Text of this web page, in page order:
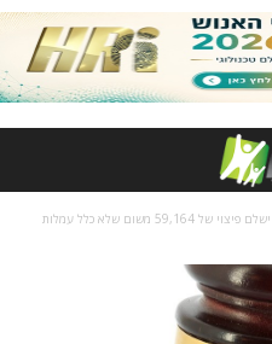
מעסיק ישלם פיצוי של 59,164 משום שלא כלל עמלות